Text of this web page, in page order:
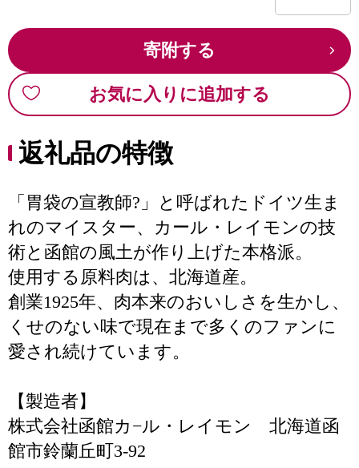
寄附する
お気に入りに追加する
返礼品の特徴
「胃袋の宣教師?」と呼ばれたドイツ生ま
れのマイスター、カール・レイモンの技
術と函館の風土が作り上げた本格派。
使用する原料肉は、北海道産。
創業1925年、肉本来のおいしさを生かし、
くせのない味で現在まで多くのファンに
愛され続けています。
【製造者】
株式会社函館カ−ル・レイモン 北海道函
館市鈴蘭丘町3-92